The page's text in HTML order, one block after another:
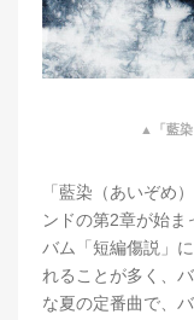
▲「藍染
「藍染（あいぞめ
ンドの第2章が始
バム「短編傷説」
れることが多く、
な夏の定番曲で、